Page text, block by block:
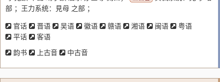
部 ；王力系统：見母 之部 ；
官话 晋语 吴语 徽语 赣语 湘语 闽语
粤语
平话
客语
韵书
上古音 中古音